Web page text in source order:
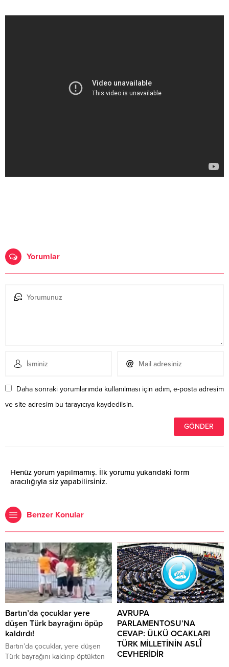
Yorumlar
Daha sonraki yorumlarımda kullanılması için adım, e-posta adresim
ve site adresim bu tarayıcıya kaydedilsin.
Henüz yorum yapılmamış. İlk yorumu yukarıdaki form
aracılığıyla siz yapabilirsiniz.
Benzer Konular
Bartın’da çocuklar yere
düşen Türk bayrağını öpüp
kaldırdı!
Bartın’da çocuklar, yere düşen
Türk bayrağını kaldırıp öptükten
AVRUPA
PARLAMENTOSU’NA
CEVAP: ÜLKÜ OCAKLARI
TÜRK MİLLETİNİN ASLÎ
CEVHERİDİR